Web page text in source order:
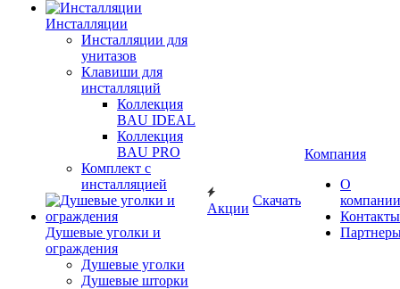
Инсталляции
Инсталляции для
унитазов
Клавиши для
инсталляций
Коллекция
BAU IDEAL
Коллекция
BAU PRO
Комплект с
инсталляцией
Душевые уголки и
ограждения
Душевые уголки
Душевые шторки
Акции
Скачать
Компания
О
компании
Контакты